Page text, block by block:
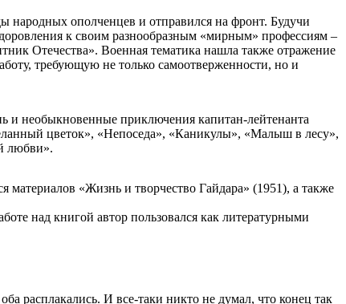
народных ополченцев и отправился на фронт. Будучи
к своим разнообразным «мирным» профессиям –
Отечества». Военная тематика нашла также отражение
требующую не только самоотверженности, но и
и необыкновенные приключения капитан-лейтенанта
цветок», «Непоседа», «Каникулы», «Малыш в лесу»,
любви».
«Жизнь и творчество Гайдара» (1951), а также
над книгой автор пользовался как литературными
расплакались. И все-таки никто не думал, что конец так